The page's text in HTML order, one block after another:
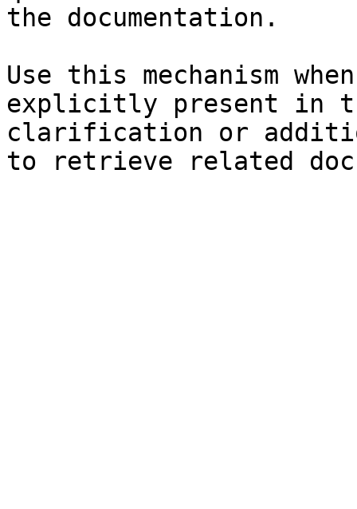
the documentation.
Use this mechanism
explicitly present in
clarification or